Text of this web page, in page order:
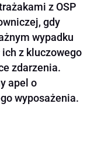
z OSP
gdy
wypadku
z kluczowego
zdarzenia.
apel o
wyposażenia.